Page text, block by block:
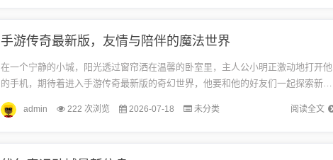
手游传奇最新版，友情与陪伴的魔法世界
在一个宁静的小城，阳光透过窗帘洒在温馨的卧室里，主人公小明正激动地打开他
的手机，期待着进入手游传奇最新版的奇幻世界，他要和他的好友们一起探索新版
本的神秘之处，体验那些充满乐趣的新内容。手游传奇最新版的世界里，一切都
是...
阅读全文
admin 222 次浏览 2026-07-18 未分类